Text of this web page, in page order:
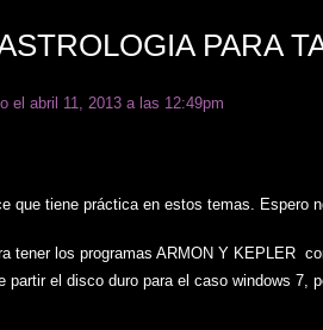
PARA
el abril 11, 2013 a las 12:49pm
que tiene práctica en estos temas. Espero
tener los programas ARMON Y KEPLER
partir el disco duro para el caso windows 7,